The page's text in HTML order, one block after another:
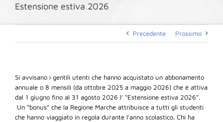
Estensione estiva 2026
Precedente Prossimo
Si avvisano i gentili utenti che hanno acquistato un abbonamento
annuale o 8 mensili (da ottobre 2025 a maggio 2026) che è attiva
dal 1 giugno fino al 31 agosto 2026 l’ “Estensione estiva 2026”.
Un “bonus” che la Regione Marche attribuisce a tutti gli studenti
che hanno viaggiato in regola durante l’anno scolastico. Chi ha